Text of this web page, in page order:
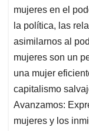
mujeres en el
la política, las
asimilarnos al
mujeres son un
una mujer
capitalismo
Avanzamos:
mujeres y los